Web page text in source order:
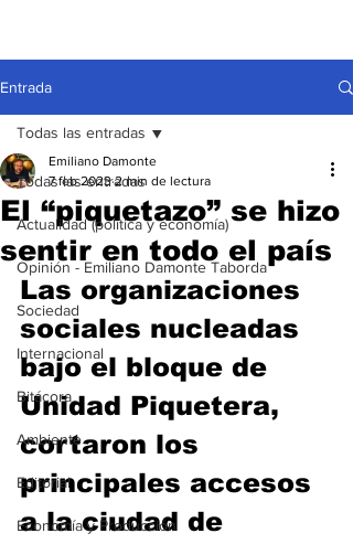
Entrada
Todas las entradas
Actualidad (política y economía)
Opinión - Emiliano Damonte Taborda
Sociedad
Internacional
Bitácora
Ambiente
Editorial
Economía y Producción
Todas las entradas
El “piquetazo” se hizo
sentir en todo el país
Emiliano Damonte
7 feb 2023 2 min de lectura
Las organizaciones
sociales nucleadas
bajo el bloque de
Unidad Piquetera,
cortaron los
principales accesos
a la ciudad de